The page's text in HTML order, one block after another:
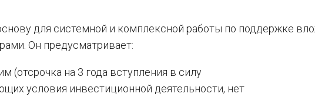
для системной и комплексной работы по поддержке
Он предусматривает:
(отсрочка на 3 года вступления в силу
условия инвестиционной деятельности, нет